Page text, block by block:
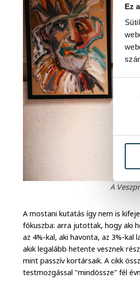
Ez
A
A mostani kutatás így nem is
fókuszba: arra jutottak, hogy aki
az 4%-kal, aki havonta, az 3%-
akik legalább hetente vesznek
mint passzív kortársaik. A cikk
testmozgással "mindössze" fél